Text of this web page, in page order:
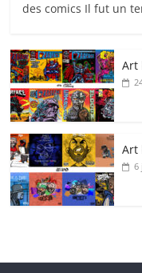
des comics Il fut un
Art
Art
6